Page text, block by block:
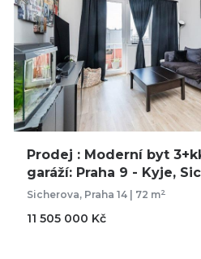
Prodej : Moderní byt
garáží: Praha 9 - Kyje,
Sicherova, Praha 14 | 72 m2
11 505 000 Kč